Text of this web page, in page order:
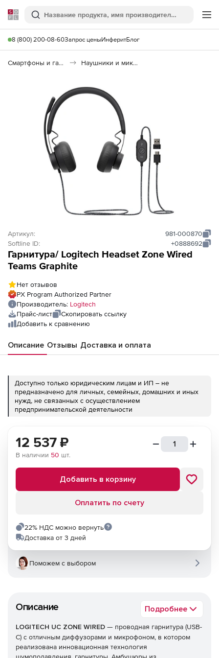
Softline
Поиск
8 (800) 200-08-60Запрос ценыИнферитБлог
Смартфоны и гаджеты Наушники и микрофоны
Артикул:
981-000870
Softline ID:
+0888692
Гарнитура/ Logitech Headset Zone Wired
Teams Graphite
Нет отзывов
PX Program Authorized Partner
Производитель: Logitech
Прайс-лист
Скопировать ссылку
Добавить к сравнению
Описание Отзывы Доставка и оплата
Доступно только юридическим лицам и ИП – не
предназначено для личных, семейных, домашних и иных
нужд, не связанных с осуществлением
предпринимательской деятельности
Описание Подробнее
LOGITECH UC ZONE WIRED — проводная гарнитура (USB-
C) с отличным диффузорами и микрофоном, в котором
реализована инновационная технология
12 537 ₽
В наличии 50 шт.
Добавить в корзину
Оплатить по счету
22% НДС можно вернуть
Доставка от 3 дней
Поможем с выбором